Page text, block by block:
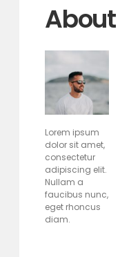
About
Lorem ipsum
dolor sit amet,
consectetur
adipiscing elit.
Nullam a
faucibus nunc,
eget rhoncus
diam.